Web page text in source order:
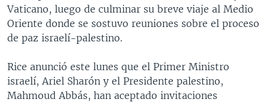
búsqueda
COLOMBIA
CHILE
ECUADOR
VENEZUELA
COSTA RICA
EL SALVADOR
HONDURAS
NICARAGUA
OTRAS SECCIONES
INMIGRACIÓN
MUNDO
ECONOMÍA
ESPECIALES DE LA VOA
UCRANIA
MULTIMEDIA
Vaticano, luego de culminar su breve viaje al Medio
Oriente donde se sostuvo reuniones sobre el proceso
de paz israelí-palestino.
Rice anunció este lunes que el Primer Ministro
israelí, Ariel Sharón y el Presidente palestino,
Mahmoud Abbás, han aceptado invitaciones